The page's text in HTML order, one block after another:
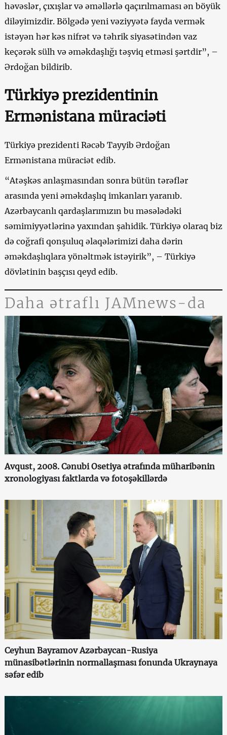
həvəslər, çıxışlar və əməllərlə qaçırılmaması ən böyük
diləyimizdir. Bölgədə yeni vəziyyətə fayda vermək
istəyən hər kəs nifrət və təhrik siyasətindən vaz
keçərək sülh və əməkdaşlığı təşviq etməsi şərtdir”, –
Ərdoğan bildirib.
Türkiyə prezidentinin
Ermənistana müraciəti
Türkiyə prezidenti Rəcəb Tayyib Ərdoğan
Ermənistana müraciət edib.
“Atəşkəs anlaşmasından sonra bütün tərəflər
arasında yeni əməkdaşlıq imkanları yaranıb.
Azərbaycanlı qardaşlarımızın bu məsələdəki
səmimiyyətlərinə yaxından şahidik. Türkiyə olaraq biz
də coğrafi qonşuluq əlaqələrimizi daha dərin
əməkdaşlıqlara yönəltmək istəyirik”, – Türkiyə
dövlətinin başçısı qeyd edib.
Daha ətraflı JAMnews-da
Avqust, 2008. Cənubi Osetiya ətrafında müharibənin
xronologiyası faktlarda və fotoşəkillərdə
Ceyhun Bayramov Azərbaycan-Rusiya
münasibətlərinin normallaşması fonunda Ukraynaya
səfər edib